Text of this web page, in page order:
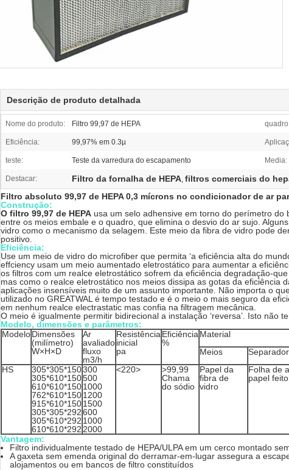
Descrição de produto detalhada
Nome do produto: Filtro 99,97 de HEPA
Eficiência: 99,97% em 0.3µ
teste: Teste da varredura do escapamento Media:
Destacar: Filtro da fornalha de HEPA, filtros comerciais do
Filtro absoluto 99,97 de HEPA 0,3 mícrons no condicionador de ar
Construção:
O filtro 99,97 de HEPA usa um selo adhensive em torno do perímetro do
entre os meios embale e o quadro, que elimina o desvio do ar sujo.
vidro como o mecanismo da selagem. Este meio da fibra de vidro pode
positivo.
Eficiência:
Use um meio de vidro do microfiber que permita ‘a eficiência alta do
effciency usam um meio aumentado eletrostático para aumentar a
os filtros com um realce eletrostático sofrem da eficiência degradação-
mas como o realce eletrostático nos meios dissipa as gotas da eficiência
aplicações insensíveis muito de um assunto importante. Não importa o
utilizado no GREATWAL é tempo testado e é o meio o mais seguro da
em nenhum realce electrastatic mas confia na filtragem mecânica.
O meio é igualmente permitir bidirecional a instalação ‘reversa’. Isto não
Modelo, dimensões e parâmetros:
ModeloDimensões
(milímetro)
W×H×D
Ar
avaliado
fluxo
m3/h
Resistência
inicial
pa
Eficiência
%
Material
Meios
Separador
HS
305*305*150
305*610*150
610*610*150
762*610*150
915*610*150
305*305*292
305*610*292
610*610*292
300
500
1000
1200
1500
600
1000
2000
<220>
>99,99
Chama
do sódio
Papel da
fibra de
vidro
Folha de
papel
Vantagem:
Filtro individualmente testado de HEPA/ULPA em um cerco montado
A gaxeta sem emenda original do derramar-em-lugar assegura a
alojamentos ou em bancos de filtro constituídos